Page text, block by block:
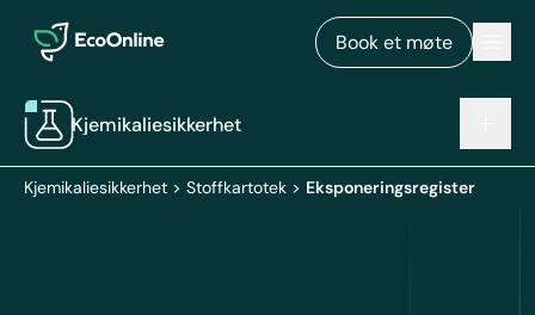
EcoOnline
Book et møte
Kjemikaliesikkerhet
Kjemikaliesikkerhet > Stoffkartotek > Eksponeringsregister